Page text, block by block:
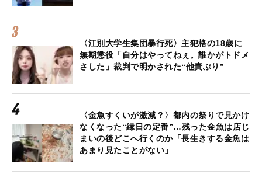
〈江別大学生集団暴行死〉主犯格の18歳に
無期懲役「自分はやってねぇ。誰かがトドメ
さした」裁判で明かされた“他責ぶり”
〈金魚すくいが激減？〉都内の祭りで見かけ
なくなった“縁日の定番”…残った金魚は店じ
まいの後どこへ行くのか「長生きする金魚は
あまり見たことがない」